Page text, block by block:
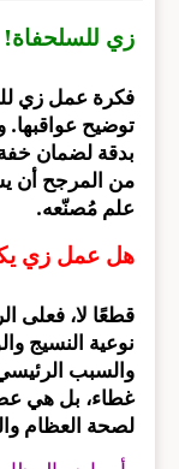
زي للسلحفاة!
فكرة عمل زي
توضيح عواقبها.
بدقة لضمان خفة
من المرجح أن
علم مُصنّعه.
هل عمل زي
قطعًا لا، فعلى
نوعية النسيج
والسبب
لصحة العظام